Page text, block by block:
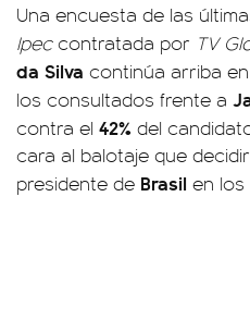
Una encuesta de las
Ipeccontratada por TV
da Silva continúa arriba
los consultados frente a
contra el 42% del
cara al balotaje que
presidente de Brasil en los